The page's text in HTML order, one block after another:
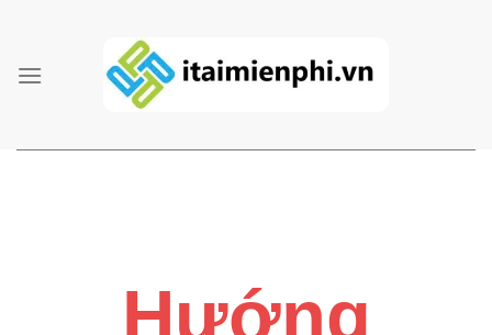
content
Hướng